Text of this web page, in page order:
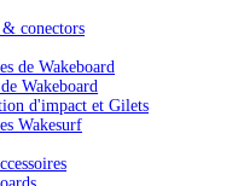
& conectors
de Wakeboard
Wakeboard
d'impact et Gilets
Wakesurf